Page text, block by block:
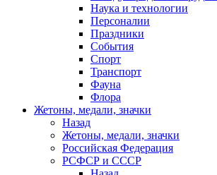
Наука и технологии
Персоналии
Праздники
События
Спорт
Транспорт
Фауна
Флора
Жетоны, медали, значки
Назад
Жетоны, медали, значки
Российская Федерация
РСФСР и СССР